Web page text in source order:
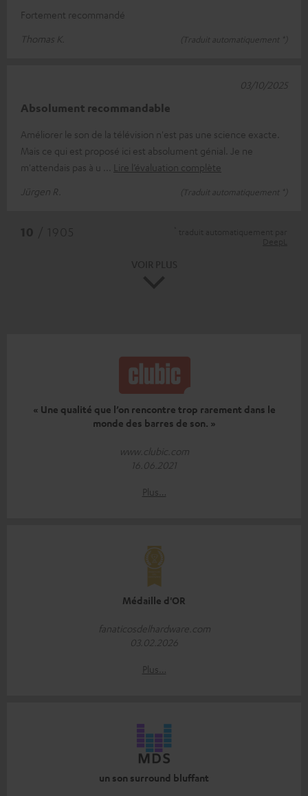
Fortement recommandé
Thomas K.
(Traduit automatiquement *)
Absolument recommandable
Améliorer le son de la télévision n'est pas une science exacte.
Mais ce qui est proposé ici est absolument génial. Je ne
m'attendais pas à u
Lire l’évaluation complète
Jürgen R.
(Traduit automatiquement *)
03/10/2025
« Une qualité que l’on rencontre trop rarement dans le
monde des barres de son. »
www.clubic.com
16.06.2021
Plus…
Médaille d'OR
fanaticosdelhardware.com
03.02.2026
Plus…
un son surround bluffant